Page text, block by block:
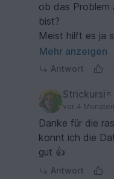
ob das Problem
bist?
Meist hilft es ja
noch einmal
Grüße
Mehr anzeigen
Antwort
Strickursi
vor 4 Monaten
Danke für die
konnt ich die
gut 👍
Antwort